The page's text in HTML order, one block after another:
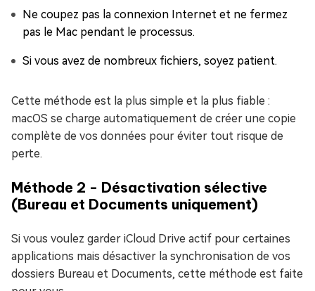
Ne coupez pas la connexion Internet et ne fermez
pas le Mac pendant le processus.
Si vous avez de nombreux fichiers, soyez patient.
Cette méthode est la plus simple et la plus fiable :
macOS se charge automatiquement de créer une copie
complète de vos données pour éviter tout risque de
perte.
Méthode 2 - Désactivation sélective
(Bureau et Documents uniquement)
Si vous voulez garder iCloud Drive actif pour certaines
applications mais désactiver la synchronisation de vos
dossiers Bureau et Documents, cette méthode est faite